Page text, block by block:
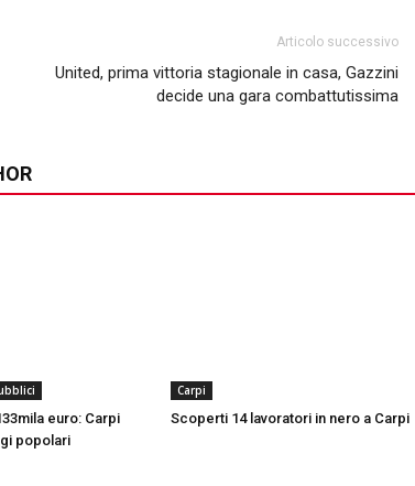
Articolo successivo
United, prima vittoria stagionale in casa, Gazzini
decide una gara combattutissima
euro: Carpi
popolari
Carpi
Scoperti 14 lavoratori in nero a Carpi